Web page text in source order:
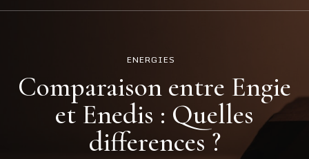
ENERGIES
Comparaison entre Engie
et Enedis : Quelles
differences ?